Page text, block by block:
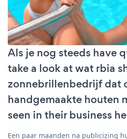
Als je nog steeds have
take a look at wat rbia
zonnebrillenbedrijf dat
handgemaakte houten
seen in their business
Een paar maanden na publicizing